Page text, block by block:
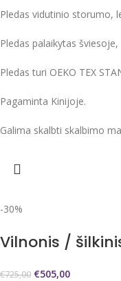
Pledas vidutinio storumo,
Pledas palaikytas
Pledas turi OEKO TEX
Pagaminta Kinijoje.
Galima skalbti skalbimo
-30%
Vilnonis /
€725,00 €505,00